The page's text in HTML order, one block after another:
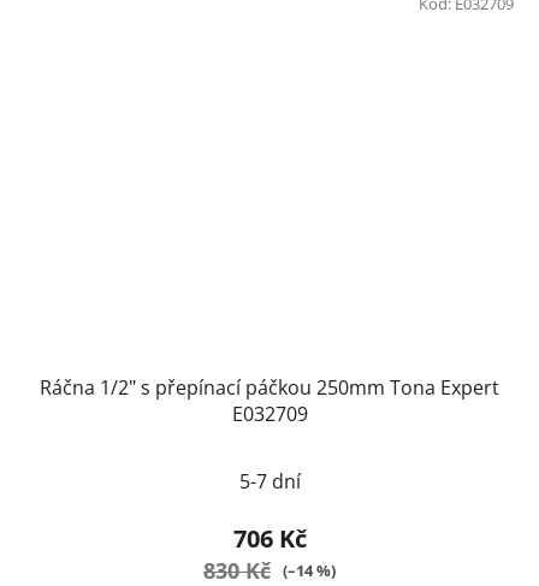
Ráčna 1/2" s přepínací páčkou 250mm Tona Expert
E032709
5-7 dní
706 Kč
830 Kč (–14 %)